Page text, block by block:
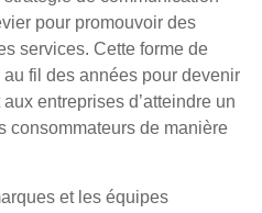
pour promouvoir des
services. Cette forme de
fil des années pour devenir
entreprises d’atteindre un
consommateurs de manière
et les équipes